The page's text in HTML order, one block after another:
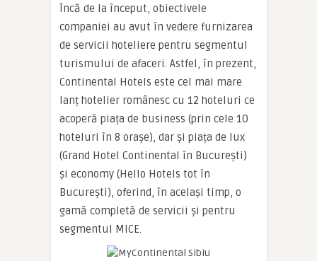
Încă de la început, obiectivele
companiei au avut în vedere furnizarea
de servicii hoteliere pentru segmentul
turismului de afaceri. Astfel, în prezent,
Continental Hotels este cel mai mare
lanț hotelier românesc cu 12 hoteluri ce
acoperă piața de business (prin cele 10
hoteluri în 8 orașe), dar și piața de lux
(Grand Hotel Continental în București)
și economy (Hello Hotels tot în
București), oferind, în același timp, o
gamă completă de servicii și pentru
segmentul MICE.